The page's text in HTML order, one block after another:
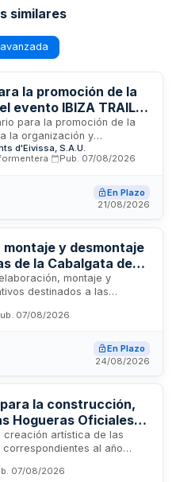
similares
la promoción de la
evento IBIZA TRAIL
para la promoción de la
la organización y
TRAIL MARATÓN
y repercusión
contribuyendo a la
de la isla. El patrocinador
con entrega de
de alta calidad.
d'Eivissa, S.A.U.
Pub. 07/08/2026
En Plazo
21/08/2026
y desmontaje
de la Cabalgata de
montaje y
destinados a las
de Reyes Magos
en nueve lotes
y posterior desmontaje de
servicios estará
velará por el cumplimiento
establecidas.
07/08/2026
En Plazo
24/08/2026
la construcción,
Hogueras Oficiales
2027
creación artística de las
al año
plantación y
para adultos y la infantil.
07/08/2026